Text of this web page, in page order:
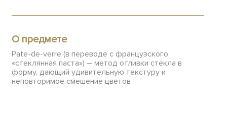
О предмете
Pate-de-verre (в переводе с французского
«стеклянная паста») – метод отливки стекла в
форму, дающий удивительную текстуру и
неповторимое смешение цветов